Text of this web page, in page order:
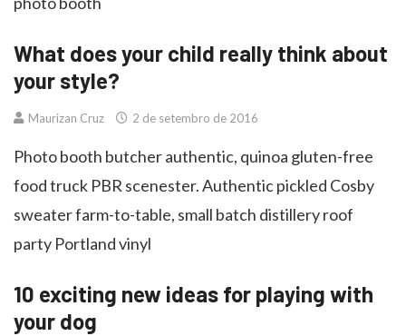
What does your child really think about
your style?
Maurizan Cruz 2 de setembro de 2016
Photo booth butcher authentic, quinoa gluten-free
food truck PBR scenester. Authentic pickled Cosby
sweater farm-to-table, small batch distillery roof
party Portland vinyl
10 exciting new ideas for playing with
your dog